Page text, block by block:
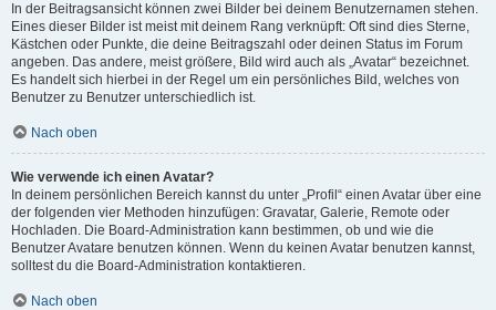
In der Beitragsansicht können zwei Bilder bei deinem Benutzernamen stehen.
Eines dieser Bilder ist meist mit deinem Rang verknüpft: Oft sind dies Sterne,
Kästchen oder Punkte, die deine Beitragszahl oder deinen Status im Forum
angeben. Das andere, meist größere, Bild wird auch als „Avatar“ bezeichnet.
Es handelt sich hierbei in der Regel um ein persönliches Bild, welches von
Benutzer zu Benutzer unterschiedlich ist.
Nach oben
Wie verwende ich einen Avatar?
In deinem persönlichen Bereich kannst du unter „Profil“ einen Avatar über eine
der folgenden vier Methoden hinzufügen: Gravatar, Galerie, Remote oder
Hochladen. Die Board-Administration kann bestimmen, ob und wie die
Benutzer Avatare benutzen können. Wenn du keinen Avatar benutzen kannst,
solltest du die Board-Administration kontaktieren.
Nach oben